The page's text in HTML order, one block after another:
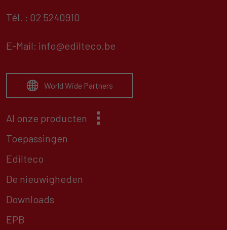
Tél. : 02 5240910
E-Mail: info@edilteco.be
World Wide Partners
Al onze producten
Toepassingen
Edilteco
De nieuwigheden
Downloads
EPB